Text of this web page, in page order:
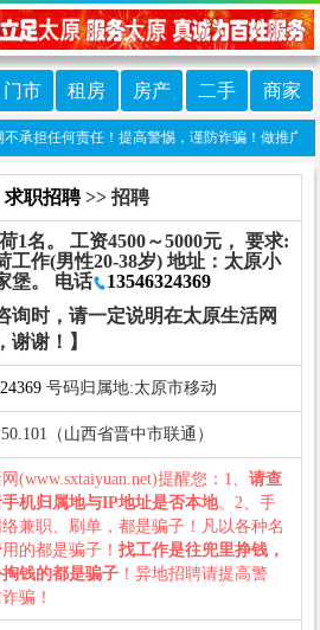
门市 租房 房产 二手 商家
担任何责任！提高警惕，谨防诈骗！做推广、
求职招聘>> 招聘
1名。 工资4500～5000元， 要求:
工作(男性20-38岁) 地址：太原小
堡。 电话
13546324369
询时，请一定说明在太原生活网
谢谢！】
号码归属地:太原市移动
（山西省晋中市联通）
(www.sxtaiyuan.net)提醒您：1、 请查
机归属地与IP地址是否本地。2、手
兼职、刷单，都是骗子！凡以各种名
的都是骗子！ 找工作是往兜里挣钱，
钱的都是骗子 ！异地招聘请提高警
骗！